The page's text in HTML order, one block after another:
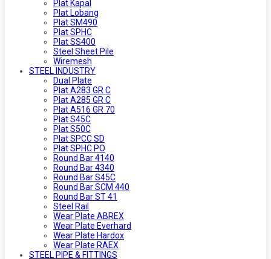
Plat Kapal
Plat Lobang
Plat SM490
Plat SPHC
Plat SS400
Steel Sheet Pile
Wiremesh
STEEL INDUSTRY
Dual Plate
Plat A283 GR C
Plat A285 GR C
Plat A516 GR 70
Plat S45C
Plat S50C
Plat SPCC SD
Plat SPHC PO
Round Bar 4140
Round Bar 4340
Round Bar S45C
Round Bar SCM 440
Round Bar ST 41
Steel Rail
Wear Plate ABREX
Wear Plate Everhard
Wear Plate Hardox
Wear Plate RAEX
STEEL PIPE & FITTINGS